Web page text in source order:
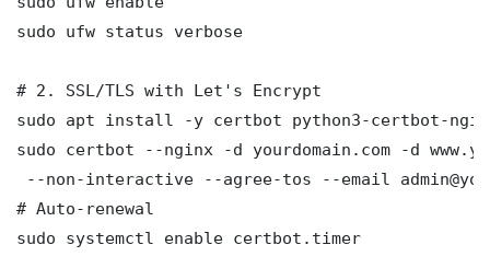
sudo ufw status verbose
# 2. SSL/TLS with Let's Encrypt
sudo apt install -y certbot python3-certbot-
sudo certbot --nginx -d yourdomain.com -d
--non-interactive --agree-tos --email
# Auto-renewal
sudo systemctl enable certbot.timer